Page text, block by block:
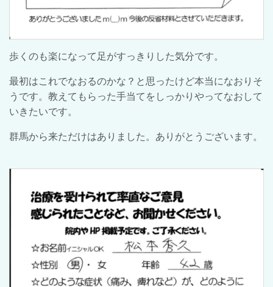
歩くのも楽になって足がすっきりした気分です。
最初はこれでなおるのかな？と思ったけど本当になおりそ
うです。教えてもらった手当てをしっかりやってなおして
いきたいです。
群馬から来ただけはありました。ありがとうございます。